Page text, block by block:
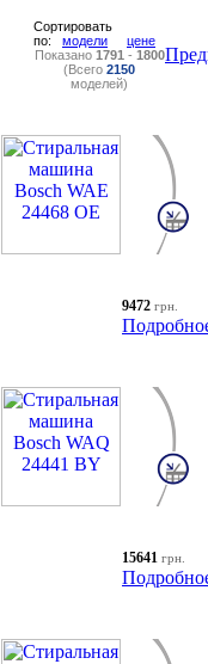
Сортировать
по: модели
цене
Показано 1791 - 1800
(Всего 2150
моделей)
9472 грн.
15641 грн.